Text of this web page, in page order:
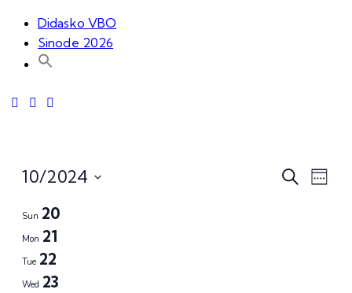
Didasko VBO
Sinode 2026
SearchWeek
10/2024
date.
Sun 20
Mon 21
Tue 22
Wed 23